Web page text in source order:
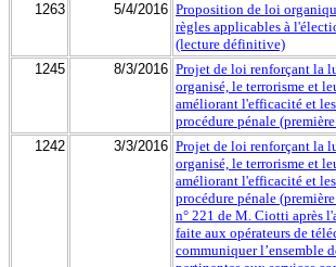
1263 5/4/2016 Proposition de loi
règles applicables à
(lecture définitive)
1245 8/3/2016 Projet de loi renforçant la
organisé, le terrorisme et
améliorant l'efficacité et
procédure pénale
1242 3/3/2016 Projet de loi renforçant la
organisé, le terrorisme et
améliorant l'efficacité et
procédure pénale
n° 221 de M. Ciotti après
faite aux opérateurs de
communiquer l’ensemble